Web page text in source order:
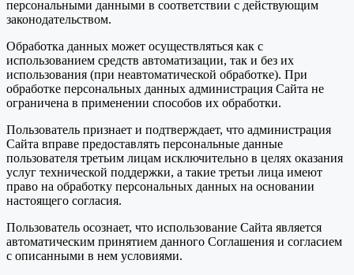
персональными данными в соответствии с действующим
законодательством.
Обработка данных может осуществляться как с
использованием средств автоматизации, так и без их
использования (при неавтоматической обработке). При
обработке персональных данных администрация Сайта не
ограничена в применении способов их обработки.
Пользователь признает и подтверждает, что администрация
Сайта вправе предоставлять персональные данные
пользователя третьим лицам исключительно в целях оказания
услуг технической поддержки, а такие третьи лица имеют
право на обработку персональных данных на основании
настоящего согласия.
Пользователь осознает, что использование Сайта является
автоматическим принятием данного Соглашения и согласием
с описанными в нем условиями.